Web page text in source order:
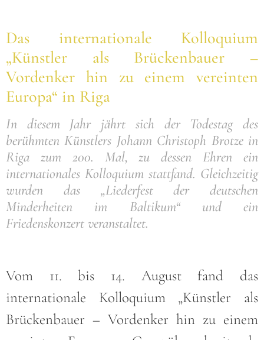
Das internationale Kolloquium
„Künstler als Brückenbauer –
Vordenker hin zu einem vereinten
Europa“ in Riga
In diesem Jahr jährt sich der Todestag des
berühmten Künstlers Johann Christoph Brotze in
Riga zum 200. Mal, zu dessen Ehren ein
internationales Kolloquium stattfand. Gleichzeitig
wurden das „Liederfest der deutschen
Minderheiten im Baltikum“ und ein
Friedenskonzert veranstaltet.
Vom 11. bis 14. August fand das
internationale Kolloquium „Künstler als
Brückenbauer – Vordenker hin zu einem